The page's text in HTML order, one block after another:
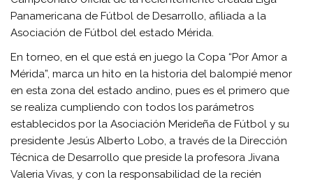
Panamericana de Fútbol de Desarrollo, afiliada a la
Asociación de Fútbol del estado Mérida.
En torneo, en el que está en juego la Copa “Por Amor a
Mérida”, marca un hito en la historia del balompié menor
en esta zona del estado andino, pues es el primero que
se realiza cumpliendo con todos los parámetros
establecidos por la Asociación Merideña de Fútbol y su
presidente Jesús Alberto Lobo, a través de la Dirección
Técnica de Desarrollo que preside la profesora Jivana
Valeria Vivas, y con la responsabilidad de la recién